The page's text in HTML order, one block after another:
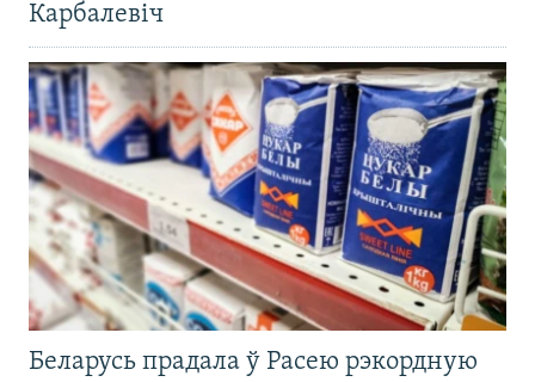
Карбалевіч
Беларусь прадала ў Расею рэкордную